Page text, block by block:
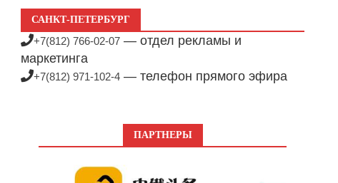
САНКТ-ПЕТЕРБУРГ
+7(812) 766-02-07 — отдел рекламы и
маркетинга
+7(812) 971-102-4 — телефон прямого эфира
ПАРТНЕРЫ